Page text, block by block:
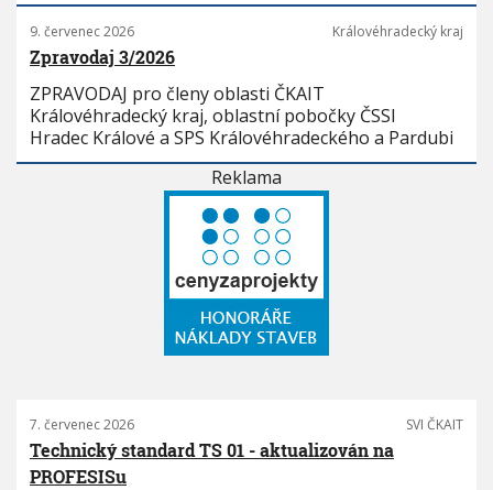
9. červenec 2026 Královéhradecký kraj
Zpravodaj 3/2026
ZPRAVODAJ pro členy oblasti ČKAIT
Královéhradecký kraj, oblastní pobočky ČSSI
Hradec Králové a SPS Královéhradeckého a Pardubi
Reklama
7. červenec 2026 SVI ČKAIT
Technický standard TS 01 - aktualizován na
PROFESISu